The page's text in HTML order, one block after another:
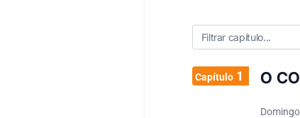
Capítulo1 O